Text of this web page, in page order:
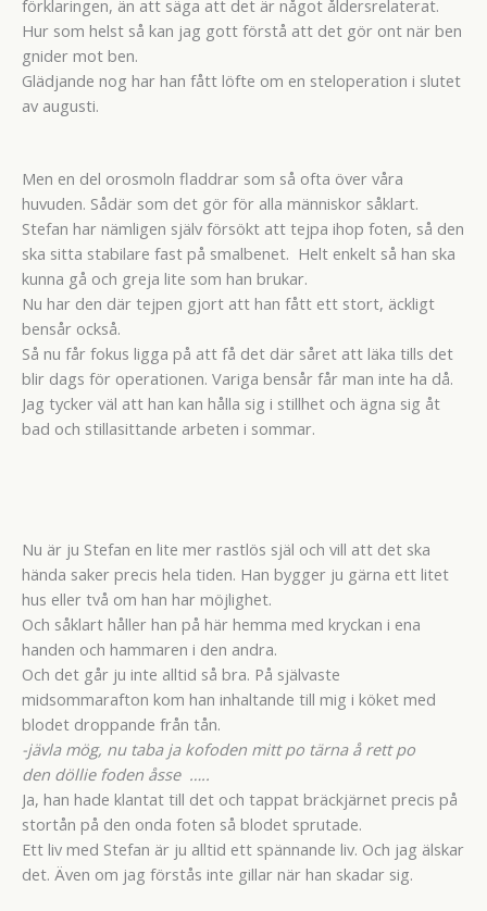
förklaringen, än att säga att det är något åldersrelaterat.
Hur som helst så kan jag gott förstå att det gör ont när ben
gnider mot ben.
Glädjande nog har han fått löfte om en steloperation i slutet
av augusti.
Men en del orosmoln fladdrar som så ofta över våra
huvuden. Sådär som det gör för alla människor såklart.
Stefan har nämligen själv försökt att tejpa ihop foten, så den
ska sitta stabilare fast på smalbenet. Helt enkelt så han ska
kunna gå och greja lite som han brukar.
Nu har den där tejpen gjort att han fått ett stort, äckligt
bensår också.
Så nu får fokus ligga på att få det där såret att läka tills det
blir dags för operationen. Variga bensår får man inte ha då.
Jag tycker väl att han kan hålla sig i stillhet och ägna sig åt
bad och stillasittande arbeten i sommar.
Nu är ju Stefan en lite mer rastlös själ och vill att det ska
hända saker precis hela tiden. Han bygger ju gärna ett litet
hus eller två om han har möjlighet.
Och såklart håller han på här hemma med kryckan i ena
handen och hammaren i den andra.
Och det går ju inte alltid så bra. På självaste
midsommarafton kom han inhaltande till mig i köket med
blodet droppande från tån.
-jävla mög, nu taba ja kofoden mitt po tärna å rett po
den döllie foden åsse …..
Ja, han hade klantat till det och tappat bräckjärnet precis på
stortån på den onda foten så blodet sprutade.
Ett liv med Stefan är ju alltid ett spännande liv. Och jag älskar
det. Även om jag förstås inte gillar när han skadar sig.